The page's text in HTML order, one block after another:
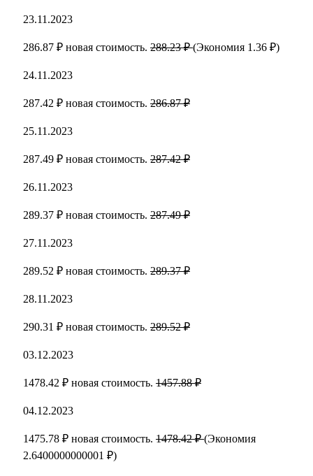
23.11.2023
286.87 ₽ новая стоимость. 288.23 ₽(Экономия 1.36 ₽)
24.11.2023
287.42 ₽ новая стоимость. 286.87 ₽
25.11.2023
287.49 ₽ новая стоимость. 287.42 ₽
26.11.2023
289.37 ₽ новая стоимость. 287.49 ₽
27.11.2023
289.52 ₽ новая стоимость. 289.37 ₽
28.11.2023
290.31 ₽ новая стоимость. 289.52 ₽
03.12.2023
1478.42 ₽ новая стоимость. 1457.88 ₽
04.12.2023
1475.78 ₽ новая стоимость. 1478.42 ₽(Экономия
2.6400000000001 ₽)